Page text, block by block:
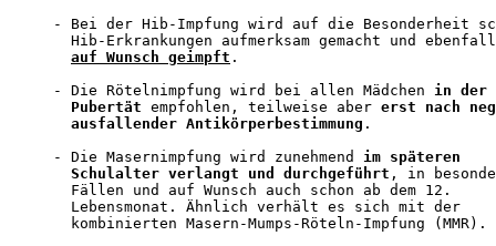
- Bei der Hib-Impfung wird auf die Besonderheit
Hib-Erkrankungen aufmerksam gemacht und
auf Wunsch geimpft .
- Die Rötelnimpfung wird bei allen Mädchen in der
  Pubertät
empfohlen, teilweise aber erst nach
  ausfallender Antikörperbestimmung
.
- Die Masernimpfung wird zunehmend im späteren
  Schulalter verlangt und durchgeführt
, in
  Fällen und auf Wunsch auch schon ab dem 12.
  Lebensmonat. Ähnlich verhält es sich mit der
  kombinierten Masern-Mumps-Röteln-Impfung (MMR).